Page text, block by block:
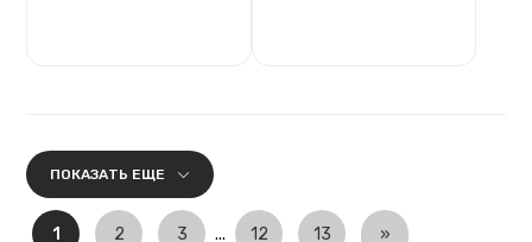
ПОКАЗАТЬ ЕЩЕ
1 2 3 ... 12 13 »